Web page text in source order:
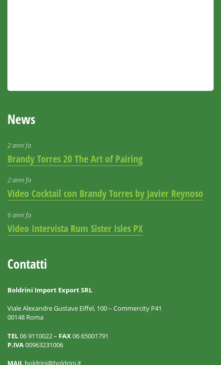
News
2 anni fa
Brandy Torres 20 The Art of Pairing
2 anni fa
Video Cocktail con Brandy Torres by Javier Reynoso
6 anni fa
Video Intervista Rum Sister Isles PX
Contatti
Boldrini Import Export SRL
Viale Alexandre Gustave Eiffel, 100 – Commercity P41
00148 Roma
TEL06 9110022 – FAX06 65001791
P.IVA00963231006
MAIL boldrini@boldrini.it